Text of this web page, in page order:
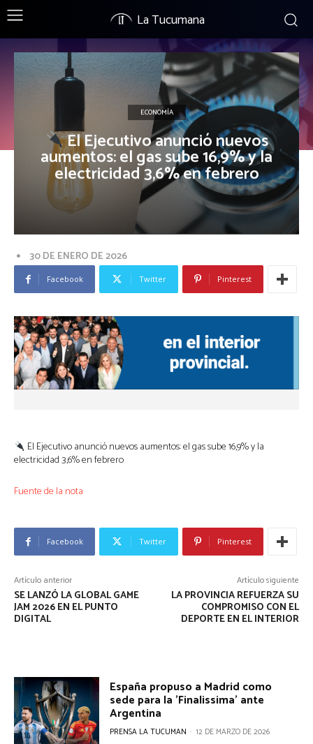
La Tucumana
ECONOMÍA
El Ejecutivo anunció nuevos
aumentos: el gas sube 16,9% y la
electricidad 3,6% en febrero
30 DE ENERO DE 2026
Facebook Twitter Pinterest
El Ejecutivo anunció nuevos aumentos: el gas sube 16,9% y la
electricidad 3,6% en febrero
Fuente de la nota
Facebook Twitter Pinterest
Artículo anterior
SE LANZÓ LA GLOBAL GAME
JAM 2026 EN EL PUNTO
DIGITAL
Artículo siguiente
LA PROVINCIA REFUERZA SU
COMPROMISO CON EL
DEPORTE EN EL INTERIOR
España propuso a Madrid como
sede para la 'Finalissima' ante
Argentina
PRENSA LA TUCUMAN - 12 DE MARZO DE 2026